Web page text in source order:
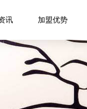
讯 加盟优势